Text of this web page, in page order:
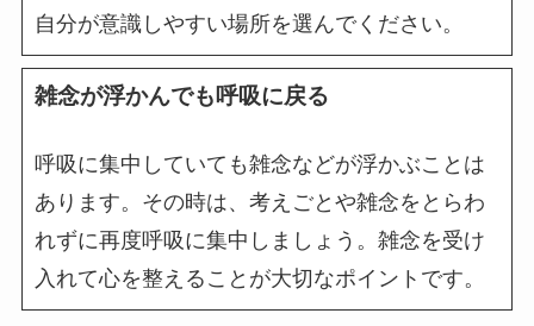
自分が意識しやすい場所を選んでください。
雑念が浮かんでも呼吸に戻る
呼吸に集中していても雑念などが浮かぶことは
あります。その時は、考えごとや雑念をとらわ
れずに再度呼吸に集中しましょう。雑念を受け
入れて心を整えることが大切なポイントです。